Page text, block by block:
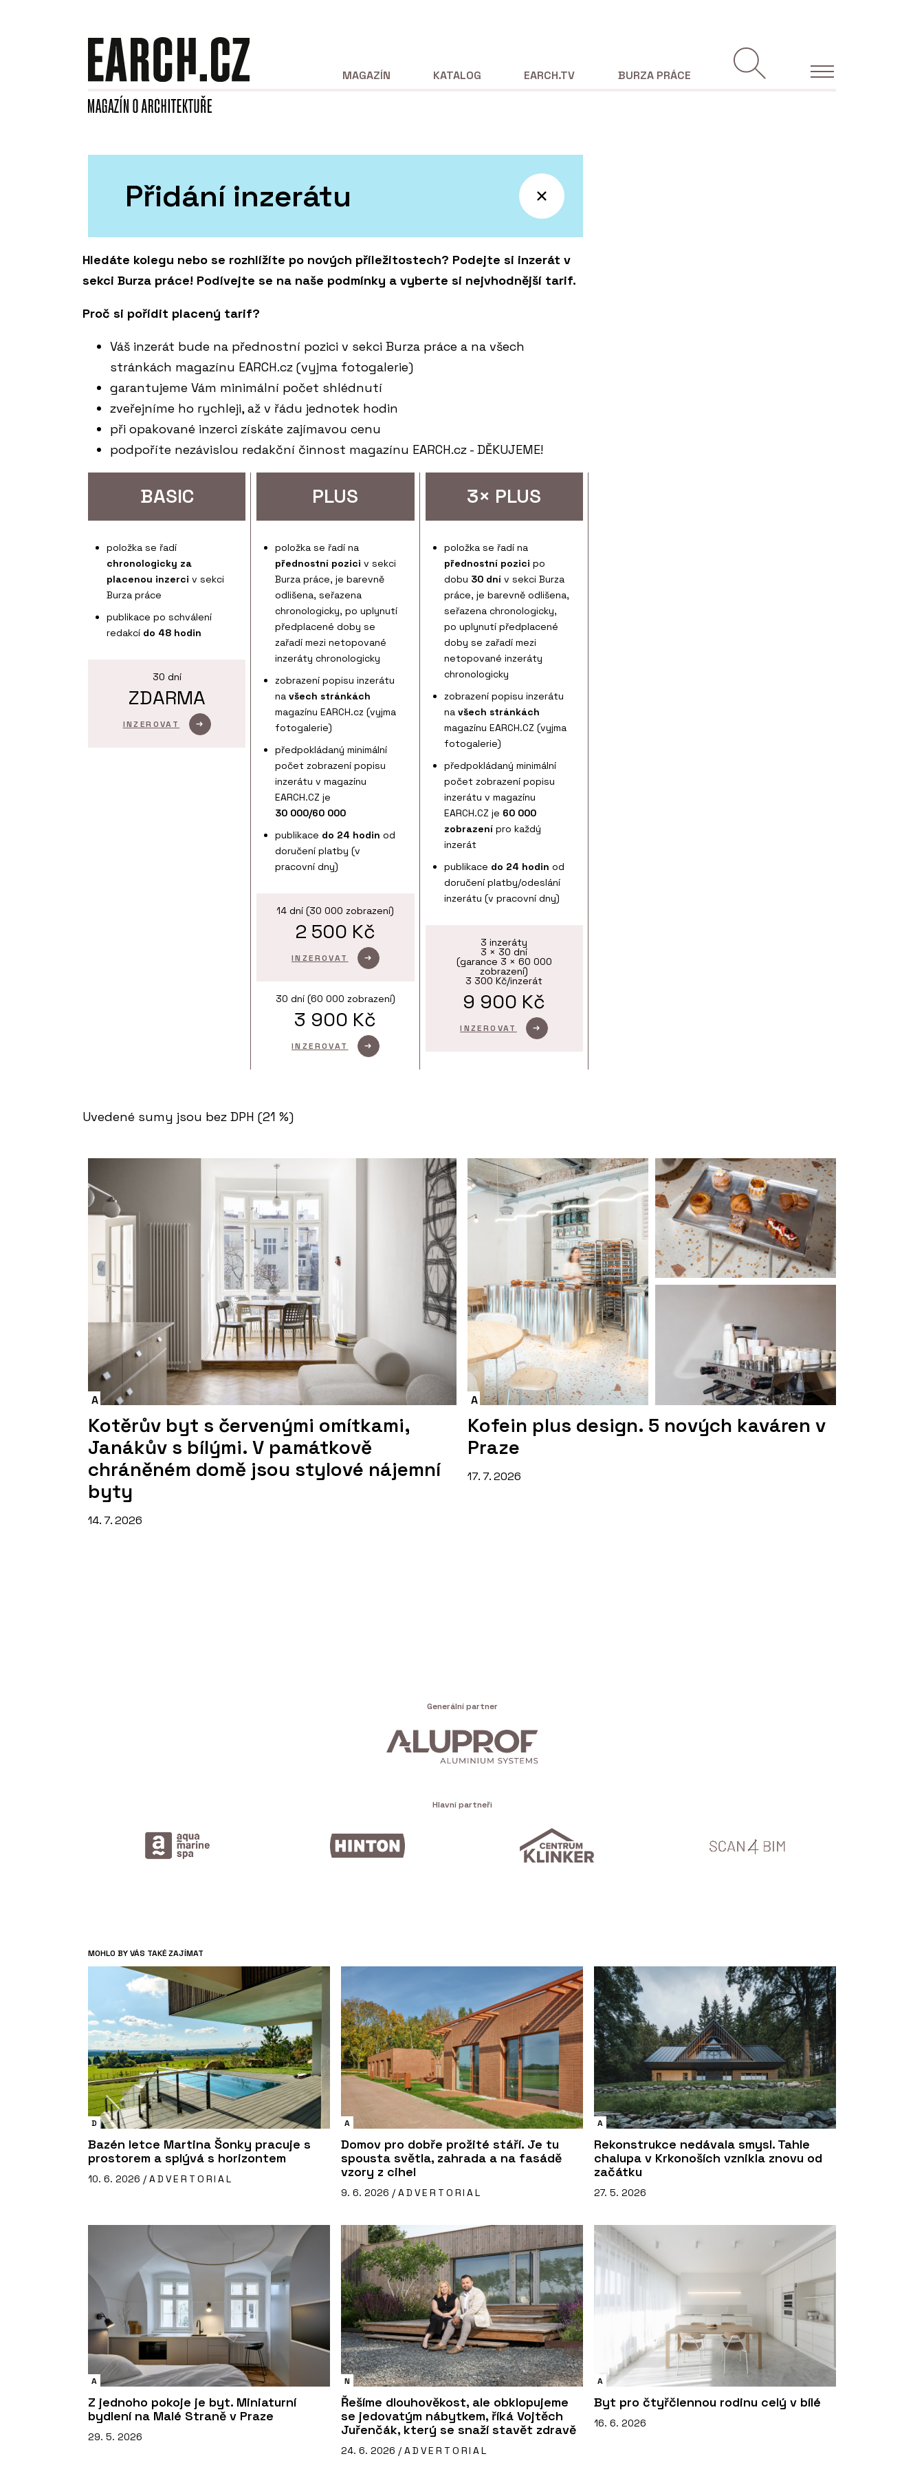
MAGAZÍN KATALOG EARCH.TV BURZA PRÁCE
Přidání inzerátu
Hledáte kolegu nebo se rozhlížíte po nových příležitostech? Podejte si inzerát v
sekci Burza práce! Podívejte se na naše podmínky a vyberte si nejvhodnější tarif.
Proč si pořídit placený tarif?
Váš inzerát bude na přednostní pozici v sekci Burza práce a na všech
stránkách magazínu EARCH.cz (vyjma fotogalerie)
garantujeme Vám minimální počet shlédnutí
zveřejníme ho rychleji, až v řádu jednotek hodin
při opakované inzerci získáte zajímavou cenu
podpoříte nezávislou redakční činnost magazínu EARCH.cz - DĚKUJEME!
BASIC
položka se řadí
chronologicky za
placenou inzerci v sekci
Burza práce
publikace po schválení
redakcí do 48 hodin
30 dní
ZDARMA
INZEROVAT
PLUS
položka se řadí na
přednostní pozici v sekci
Burza práce, je barevně
odlišena, seřazena
chronologicky, po uplynutí
předplacené doby se
zařadí mezi netopované
inzeráty chronologicky
zobrazení popisu inzerátu
navšech stránkách
magazínu EARCH.cz (vyjma
fotogalerie)
předpokládaný minimální
počet zobrazení popisu
inzerátu v magazínu
EARCH.CZ je
30 000/60 000
publikace do 24 hodin od
doručení platby (v
pracovní dny)
14 dní(30 000 zobrazení)
2 500 Kč
INZEROVAT
30 dní (60 000 zobrazení)
3 900 Kč
INZEROVAT
3× PLUS
položka se řadí na
přednostní pozici po
dobu 30 dnív sekci Burza
práce, je barevně odlišena,
seřazena chronologicky,
po uplynutí předplacené
doby se zařadí mezi
netopované inzeráty
chronologicky
zobrazení popisu inzerátu
na všech stránkách
magazínu EARCH.CZ (vyjma
fotogalerie)
předpokládaný minimální
počet zobrazení popisu
inzerátu v magazínu
EARCH.CZ je 60 000
zobrazenípro každý
inzerát
publikace do 24 hodin od
doručení platby/odeslání
inzerátu (v pracovní dny)
3 inzeráty
3 × 30 dní
(garance 3 × 60 000
zobrazení)
3 300 Kč/inzerát
9 900 Kč
INZEROVAT
Uvedené sumy jsou bez DPH (21 %)
A
Kotěrův byt s červenými omítkami,
Janákův s bílými. V památkově
chráněném domě jsou stylové nájemní
byty
14. 7. 2026
A
Kofein plus design. 5 nových kaváren v
Praze
17. 7. 2026
Generální partner
Hlavní partneři
MOHLO BY VÁS TAKÉ ZAJÍMAT
D
Bazén letce Martina Šonky pracuje s
prostorem a splývá s horizontem
10. 6. 2026 / ADVERTORIAL
A
Domov pro dobře prožité stáří. Je tu
spousta světla, zahrada a na fasádě
vzory z cihel
9. 6. 2026 / ADVERTORIAL
A
Rekonstrukce nedávala smysl. Tahle
chalupa v Krkonoších vznikla znovu od
začátku
27. 5. 2026
A
Z jednoho pokoje je byt. Miniaturní
bydlení na Malé Straně v Praze
29. 5. 2026
N
Řešíme dlouhověkost, ale obklopujeme
se jedovatým nábytkem, říká Vojtěch
Juřenčák, který se snaží stavět zdravě
24. 6. 2026 / ADVERTORIAL
A
Byt pro čtyřčlennou rodinu celý v bílé
16. 6. 2026